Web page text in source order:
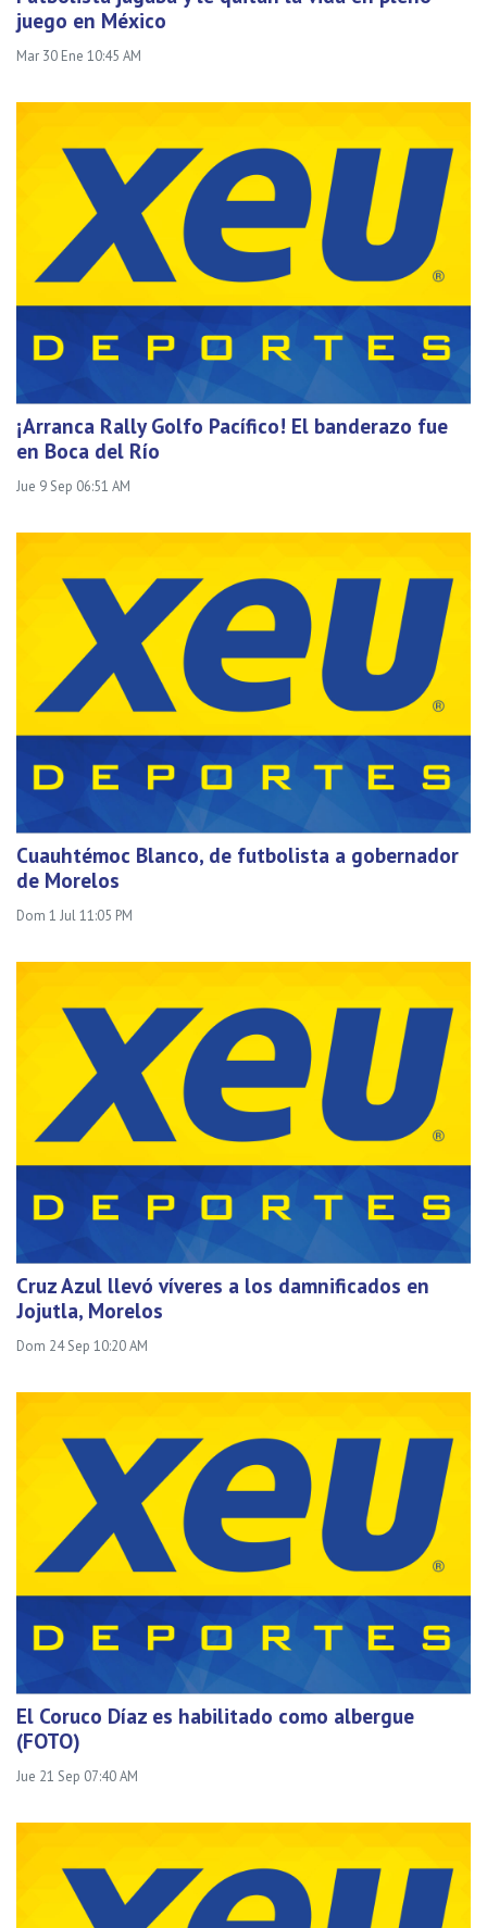
juego en México
Mar 30 Ene 10:45 AM
¡Arranca Rally Golfo Pacífico! El banderazo fue
en Boca del Río
Jue 9 Sep 06:51 AM
Cuauhtémoc Blanco, de futbolista a gobernador
de Morelos
Dom 1 Jul 11:05 PM
Cruz Azul llevó víveres a los damnificados en
Jojutla, Morelos
Dom 24 Sep 10:20 AM
El Coruco Díaz es habilitado como albergue
(FOTO)
Jue 21 Sep 07:40 AM